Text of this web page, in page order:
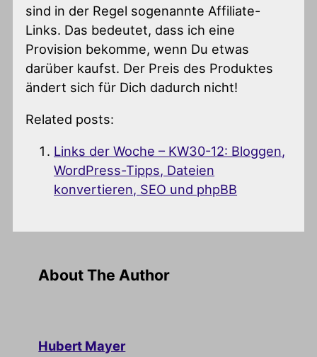
sind in der Regel sogenannte Affiliate-
Links. Das bedeutet, dass ich eine
Provision bekomme, wenn Du etwas
darüber kaufst. Der Preis des Produktes
ändert sich für Dich dadurch nicht!
Related posts:
Links der Woche – KW30-12: Bloggen,
WordPress-Tipps, Dateien
konvertieren, SEO und phpBB
About The Author
Hubert Mayer